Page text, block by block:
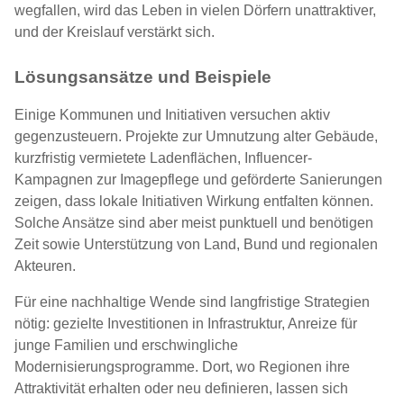
wegfallen, wird das Leben in vielen Dörfern unattraktiver,
und der Kreislauf verstärkt sich.
Lösungsansätze und Beispiele
Einige Kommunen und Initiativen versuchen aktiv
gegenzusteuern. Projekte zur Umnutzung alter Gebäude,
kurzfristig vermietete Ladenflächen, Influencer-
Kampagnen zur Imagepflege und geförderte Sanierungen
zeigen, dass lokale Initiativen Wirkung entfalten können.
Solche Ansätze sind aber meist punktuell und benötigen
Zeit sowie Unterstützung von Land, Bund und regionalen
Akteuren.
Für eine nachhaltige Wende sind langfristige Strategien
nötig: gezielte Investitionen in Infrastruktur, Anreize für
junge Familien und erschwingliche
Modernisierungsprogramme. Dort, wo Regionen ihre
Attraktivität erhalten oder neu definieren, lassen sich